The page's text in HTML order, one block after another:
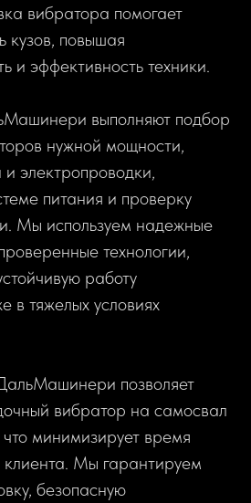
вибратора помогает
кузов, повышая
и эффективность техники.
выполняют подбор
нужной мощности,
электропроводки,
питания и проверку
Мы используем надежные
технологии,
работу
в тяжелых условиях
позволяет
вибратор на самосвал
минимизирует время
клиента. Мы гарантируем
безопасную